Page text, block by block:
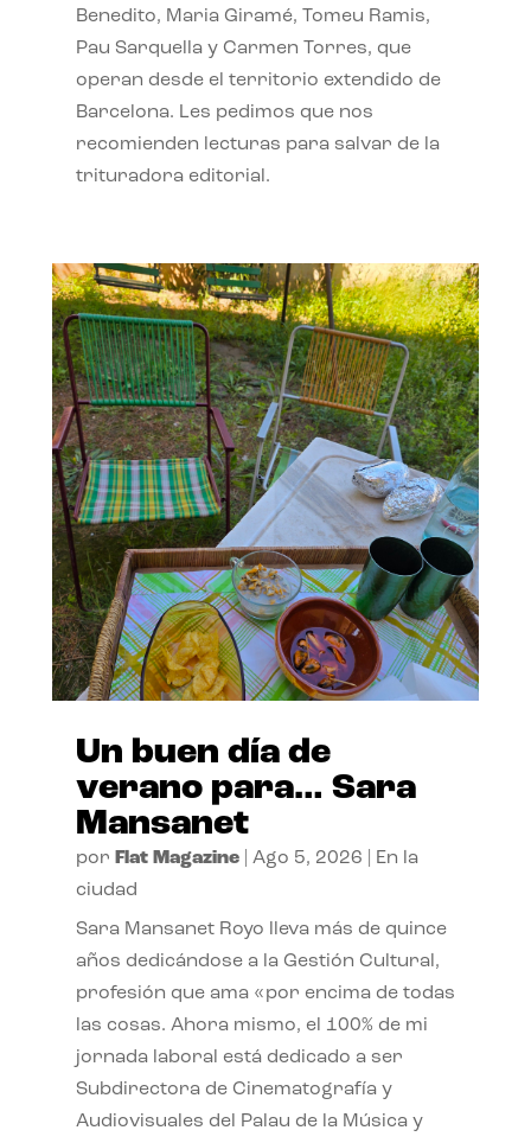
Benedito, Maria Giramé, Tomeu Ramis,
Pau Sarquella y Carmen Torres, que
operan desde el territorio extendido de
Barcelona. Les pedimos que nos
recomienden lecturas para salvar de la
trituradora editorial.
Un buen día de
verano para… Sara
Mansanet
por Flat Magazine| Ago 5, 2026
En la
ciudad
Sara Mansanet Royo lleva más de quince
años dedicándose a la Gestión Cultural,
profesión que ama «por encima de todas
las cosas. Ahora mismo, el 100% de mi
jornada laboral está dedicado a ser
Subdirectora de Cinematografía y
Audiovisuales del Palau de la Música y